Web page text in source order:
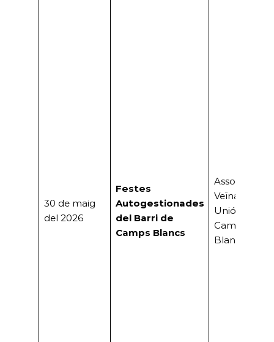
30 de maig
del 2026
Festes
Autogestionades
del Barri de
Camps Blancs
Associació
Veïnal «La
Unión» de
Camps
Blancs